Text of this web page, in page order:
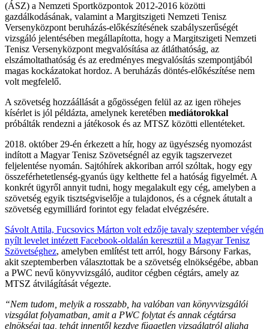
(ÁSZ) a Nemzeti Sportközpontok 2012-2016 közötti
gazdálkodásának, valamint a Margitszigeti Nemzeti Tenisz
Versenyközpont beruházás-előkészítésének szabályszerűségét
vizsgáló jelentésében megállapította, hogy a Margitszigeti Nemzeti
Tenisz Versenyközpont megvalósítása az átláthatóság, az
elszámoltathatóság és az eredményes megvalósítás szempontjából
magas kockázatokat hordoz. A beruházás döntés-előkészítése nem
volt megfelelő.
A szövetség hozzáállását a gőgösségen felül az az igen röhejes
kísérlet is jól példázta, amelynek keretében mediátorokkal
próbálták rendezni a játékosok és az MTSZ közötti ellentéteket.
2018. október 29-én érkezett a hír, hogy az ügyészség nyomozást
indított a Magyar Tenisz Szövetségnél az egyik tagszervezet
feljelentése nyomán. Sajtóhírek akkoriban arról szóltak, hogy egy
összeférhetetlenség-gyanús ügy kelthette fel a hatóság figyelmét. A
konkrét ügyről annyit tudni, hogy megalakult egy cég, amelyben a
szövetség egyik tisztségviselője a tulajdonos, és a cégnek átutalt a
szövetség egymilliárd forintot egy feladat elvégzésére.
Sávolt Attila, Fucsovics Márton volt edzője tavaly szeptember végén
nyílt levelet intézett Facebook-oldalán keresztül a Magyar Tenisz
Szövetséghez, amelyben említést tett arról, hogy Bársony Farkas,
akit szeptemberben választottak be a szövetség elnökségébe, abban
a PWC nevű könyvvizsgáló, auditor cégben cégtárs, amely az
MTSZ átvilágítását végezte.
“Nem tudom, melyik a rosszabb, ha valóban van könyvvizsgálói
vizsgálat folyamatban, amit a PWC folytat és annak cégtársa
elnökségi tag, tehát innentől kezdve független vizsgálatról aligha